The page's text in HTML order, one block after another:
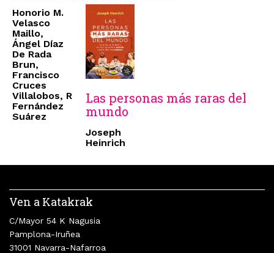
Honorio M.
Velasco
Maillo,
Ángel Díaz
De Rada
Brun,
Francisco
Cruces
Villalobos, R
Fernández
Suárez
Las personas más raras del
mundo
Joseph
Heinrich
Ven a Katakrak
C/Mayor 54 K Nagusia
Pamplona-Iruñea
31001 Navarra-Nafarroa